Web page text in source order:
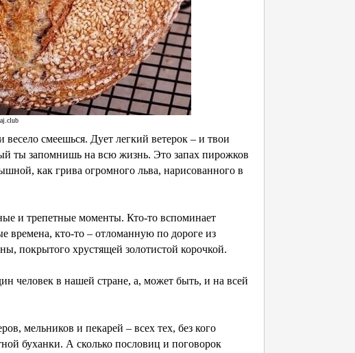
смеешься. Дует легкий ветерок – и твои
ты запомнишь на всю жизнь. Это запах пирожков
как грива огромного льва, нарисованного в
и трепетные моменты. Кто-то вспоминает
времена, кто-то – отломанную по дороге из
покрытого хрустящей золотистой корочкой.
человек в нашей стране, а, может быть, и на всей
мельников и пекарей – всех тех, без кого
буханки. А сколько пословиц и поговорок